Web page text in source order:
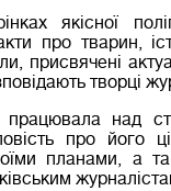
якісної
про тварин,
присвячені
творці
над
про його
планами, а